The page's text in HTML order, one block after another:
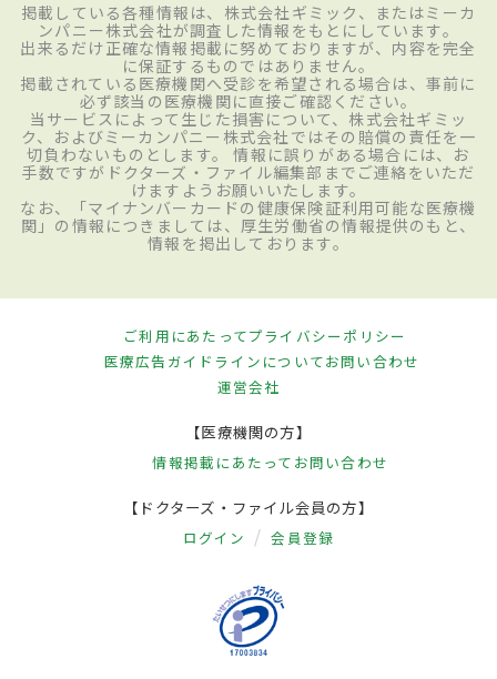
掲載している各種情報は、株式会社ギミック、またはミーカ
ンパニー株式会社が調査した情報をもとにしています。
出来るだけ正確な情報掲載に努めておりますが、内容を完全
に保証するものではありません。
掲載されている医療機関へ受診を希望される場合は、事前に
必ず該当の医療機関に直接ご確認ください。
当サービスによって生じた損害について、株式会社ギミッ
ク、およびミーカンパニー株式会社ではその賠償の責任を一
切負わないものとします。 情報に誤りがある場合には、お
手数ですがドクターズ・ファイル編集部までご連絡をいただ
けますようお願いいたします。
なお、「マイナンバーカードの健康保険証利用可能な医療機
関」の情報につきましては、厚生労働省の情報提供のもと、
情報を掲出しております。
ご利用にあたってプライバシーポリシー
医療広告ガイドラインについてお問い合わせ
運営会社
【医療機関の方】
情報掲載にあたって お問い合わせ
【ドクターズ・ファイル会員の方】
ログイン 会員登録